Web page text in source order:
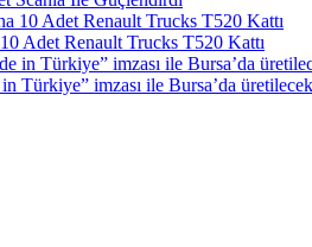
Adet Renault Trucks T520 Kattı
Türkiye” imzası ile Bursa’da üretilecek